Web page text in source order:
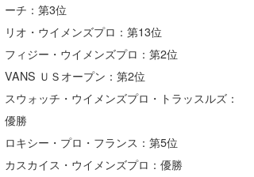
ーチ：第3位
リオ・ウイメンズプロ：第13位
フィジー・ウイメンズプロ：第2位
VANS ＵＳオープン：第2位
スウォッチ・ウイメンズプロ・トラッスルズ：
優勝
ロキシー・プロ・フランス：第5位
カスカイス・ウイメンズプロ：優勝